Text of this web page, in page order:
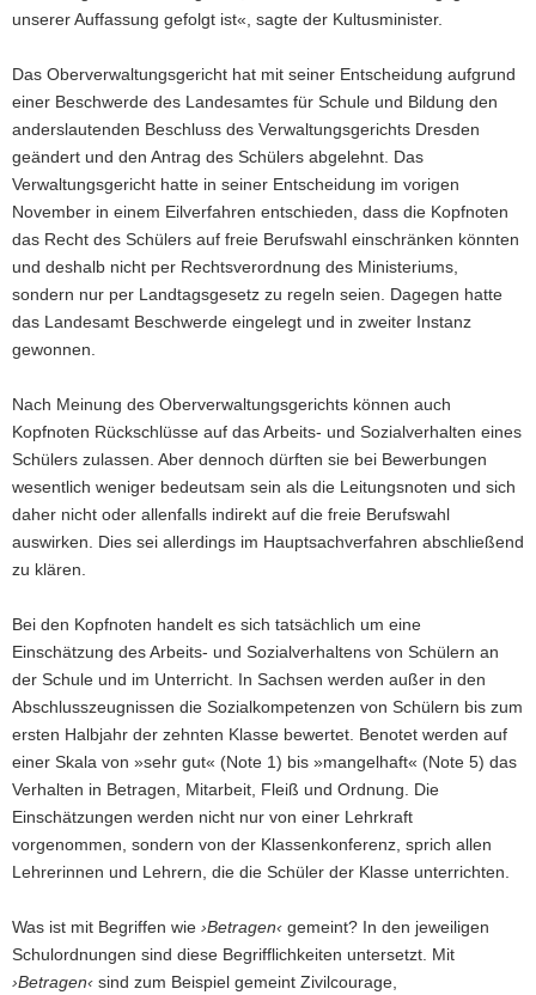
unserer Auffassung gefolgt ist«, sagte der Kultusminister.
Das Oberverwaltungsgericht hat mit seiner Entscheidung aufgrund
einer Beschwerde des Landesamtes für Schule und Bildung den
anderslautenden Beschluss des Verwaltungsgerichts Dresden
geändert und den Antrag des Schülers abgelehnt. Das
Verwaltungsgericht hatte in seiner Entscheidung im vorigen
November in einem Eilverfahren entschieden, dass die Kopfnoten
das Recht des Schülers auf freie Berufswahl einschränken könnten
und deshalb nicht per Rechtsverordnung des Ministeriums,
sondern nur per Landtagsgesetz zu regeln seien. Dagegen hatte
das Landesamt Beschwerde eingelegt und in zweiter Instanz
gewonnen.
Nach Meinung des Oberverwaltungsgerichts können auch
Kopfnoten Rückschlüsse auf das Arbeits- und Sozialverhalten eines
Schülers zulassen. Aber dennoch dürften sie bei Bewerbungen
wesentlich weniger bedeutsam sein als die Leitungsnoten und sich
daher nicht oder allenfalls indirekt auf die freie Berufswahl
auswirken. Dies sei allerdings im Hauptsachverfahren abschließend
zu klären.
Bei den Kopfnoten handelt es sich tatsächlich um eine
Einschätzung des Arbeits- und Sozialverhaltens von Schülern an
der Schule und im Unterricht. In Sachsen werden außer in den
Abschlusszeugnissen die Sozialkompetenzen von Schülern bis zum
ersten Halbjahr der zehnten Klasse bewertet. Benotet werden auf
einer Skala von »sehr gut« (Note 1) bis »mangelhaft« (Note 5) das
Verhalten in Betragen, Mitarbeit, Fleiß und Ordnung. Die
Einschätzungen werden nicht nur von einer Lehrkraft
vorgenommen, sondern von der Klassenkonferenz, sprich allen
Lehrerinnen und Lehrern, die die Schüler der Klasse unterrichten.
Was ist mit Begriffen wie ›Betragen‹ gemeint? In den jeweiligen
Schulordnungen sind diese Begrifflichkeiten untersetzt. Mit
›Betragen‹ sind zum Beispiel gemeint Zivilcourage,